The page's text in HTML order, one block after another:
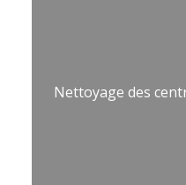
Nettoyage des